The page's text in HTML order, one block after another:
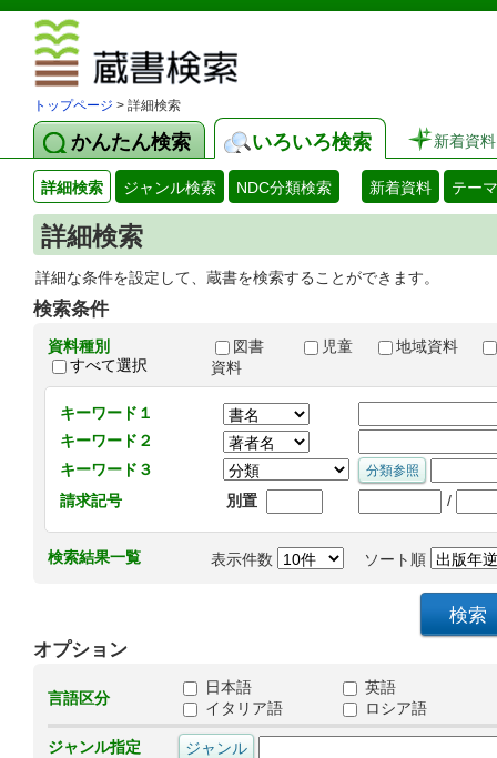
トップページ > 詳細検索
かんたん検索 いろいろ検索 新着資料
詳細検索 ジャンル検索 NDC分類検索 新着資料 テー
詳細検索
詳細な条件を設定して、蔵書を検索することができます。
検索条件
資料種別
すべて選択
図書 児童
地域資料
資料
キーワード１
キーワード２
キーワード３
請求記号
別置 /
検索結果一覧 表示件数 ソート順
オプション
言語区分
日本語
英語
イタリア語
ロシア語
ジャンル指定